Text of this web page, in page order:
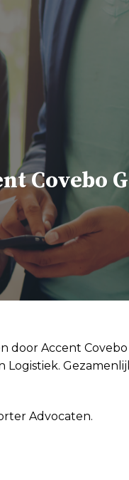
Covebo
door Accent
Advocaten.